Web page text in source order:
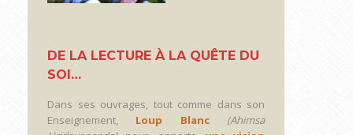
DE LA LECTURE À LA QUÊTE DU
SOI…
Dans ses ouvrages, tout comme dans son
Enseignement, Loup Blanc
(Ahimsa